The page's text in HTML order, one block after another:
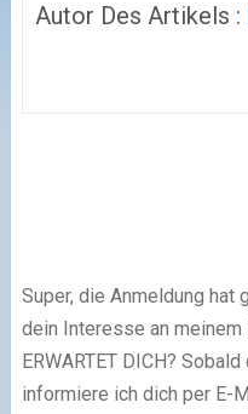
Autor Des Artikels :
Super, die Anmeldung hat
dein Interesse an meinem
ERWARTET DICH?
informiere ich dich per E-